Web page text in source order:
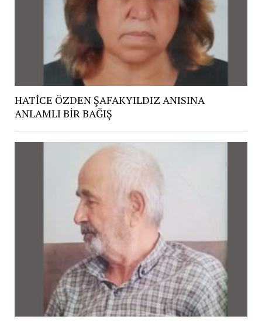
HATİCE ÖZDEN ŞAFAKYILDIZ ANISINA
ANLAMLI BİR BAĞIŞ